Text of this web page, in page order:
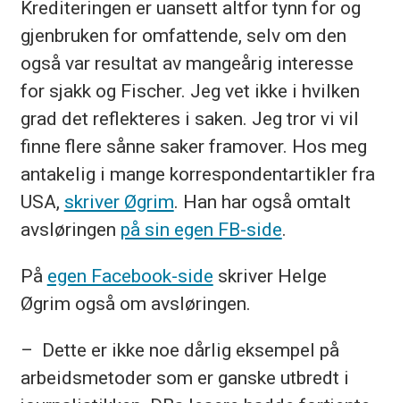
Krediteringen er uansett altfor tynn for og
gjenbruken for omfattende, selv om den
også var resultat av mangeårig interesse
for sjakk og Fischer. Jeg vet ikke i hvilken
grad det reflekteres i saken. Jeg tror vi vil
finne flere sånne saker framover. Hos meg
antakelig i mange korrespondentartikler fra
USA, skriver Øgrim. Han har også omtalt
avsløringen på sin egen FB-side.
På egen Facebook-side skriver Helge
Øgrim også om avsløringen.
– Dette er ikke noe dårlig eksempel på
arbeidsmetoder som er ganske utbredt i